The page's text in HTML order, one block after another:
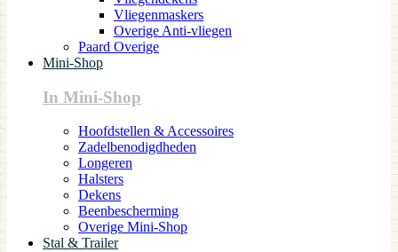
Vliegenmaskers
Overige Anti-vliegen
Paard Overige
Mini-Shop
In Mini-Shop
Hoofdstellen & Accessoires
Zadelbenodigdheden
Longeren
Halsters
Dekens
Beenbescherming
Overige Mini-Shop
Stal & Trailer